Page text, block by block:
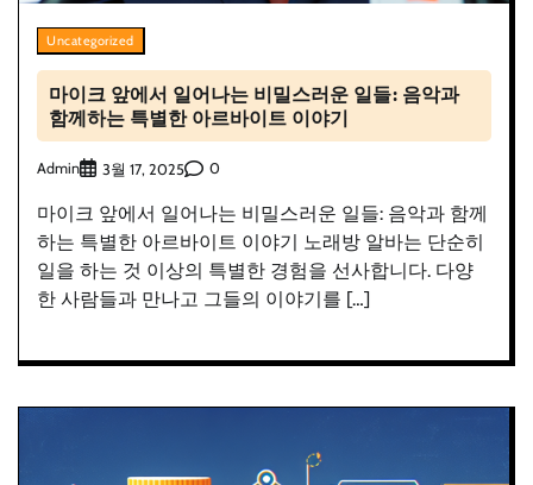
Uncategorized
마이크 앞에서 일어나는 비밀스러운 일들: 음악과
함께하는 특별한 아르바이트 이야기
Admin 3월 17, 2025 0
마이크 앞에서 일어나는 비밀스러운 일들: 음악과 함께
하는 특별한 아르바이트 이야기 노래방 알바는 단순히
일을 하는 것 이상의 특별한 경험을 선사합니다. 다양
한 사람들과 만나고 그들의 이야기를 […]